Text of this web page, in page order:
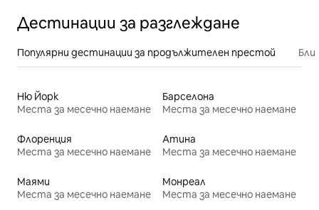
Дестинации за разглеждане
Популярни дестинации за продължителен престой
Ню Йорк
Места за месечно наемане
Барселона
Места за месечно наемане
Флоренция
Места за месечно наемане
Атина
Места за месечно наемане
Маями
Места за месечно наемане
Монреал
Места за месечно наемане